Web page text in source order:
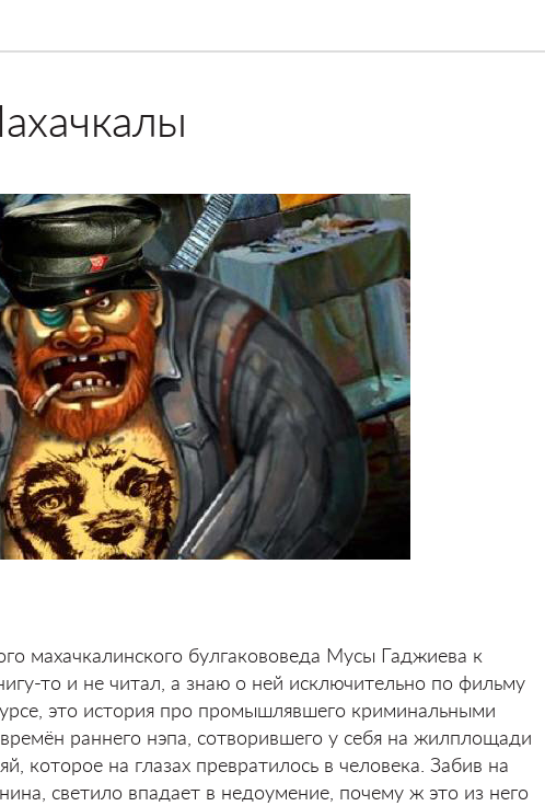
махачкалинского булгакововеда Мусы Гаджиева к
то и не читал, а знаю о ней исключительно по фильму
это история про промышлявшего криминальными
раннего нэпа, сотворившего у себя на жилплощади
которое на глазах превратилось в человека. Забив на
светило впадает в недоумение, почему ж это из него